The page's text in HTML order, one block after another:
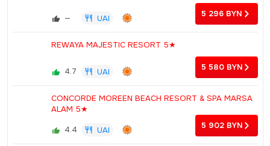
— UAI 5 296 BYN
REWAYA MAJESTIC RESORT 5★
4.7 UAI 5 580 BYN
CONCORDE MOREEN BEACH RESORT & SPA MARSA
ALAM 5★
4.4
UAI 5 902 BYN